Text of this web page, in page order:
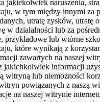
jakiekolwiek naruszenia,
w tym między innymi za
utratę zysków, utratę
w działalności lub za
przykładowe lub wtórne
które wynikają z
zawartych na naszej
jakichkolwiek informacji
witryną lub niemożności
powiązanych z naszą
na naszej witrynie